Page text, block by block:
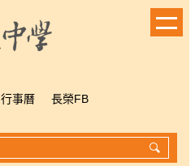
行事曆
長榮FB